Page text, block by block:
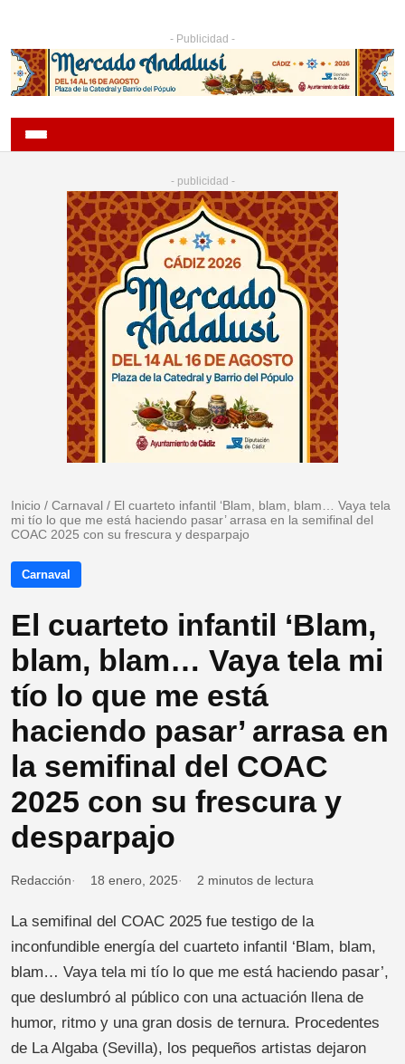
- Publicidad -
- publicidad -
Inicio / Carnaval / El cuarteto infantil ‘Blam, blam, blam… Vaya tela
mi tío lo que me está haciendo pasar’ arrasa en la semifinal del
COAC 2025 con su frescura y desparpajo
Carnaval
El cuarteto infantil ‘Blam,
blam, blam… Vaya tela mi
tío lo que me está
haciendo pasar’ arrasa en
la semifinal del COAC
2025 con su frescura y
desparpajo
Redacción 18 enero, 2025 2 minutos de lectura
La semifinal del COAC 2025 fue testigo de la
inconfundible energía del cuarteto infantil ‘Blam, blam,
blam… Vaya tela mi tío lo que me está haciendo pasar’,
que deslumbró al público con una actuación llena de
humor, ritmo y una gran dosis de ternura. Procedentes
de La Algaba (Sevilla), los pequeños artistas dejaron